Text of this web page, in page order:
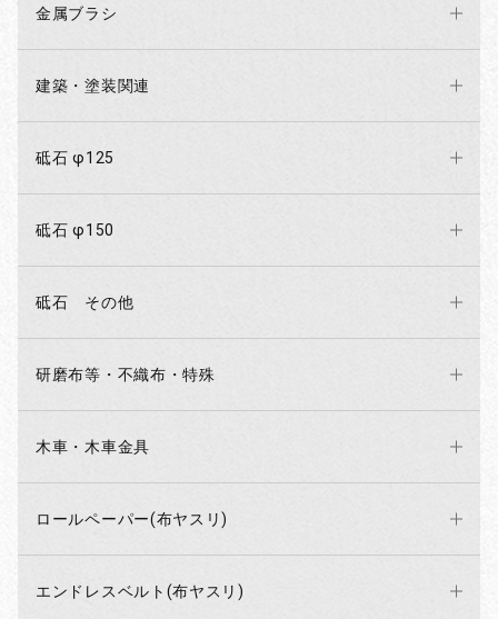
金属ブラシ
建築・塗装関連
砥石 φ125
砥石 φ150
砥石 その他
研磨布等・不織布・特殊
木車・木車金具
ロールペーパー(布ヤスリ)
エンドレスベルト(布ヤスリ)